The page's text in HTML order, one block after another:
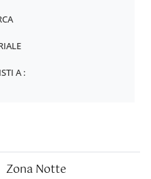
A :
Zona Notte